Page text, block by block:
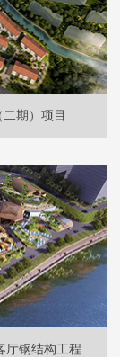
期）项目
厅钢结构工程